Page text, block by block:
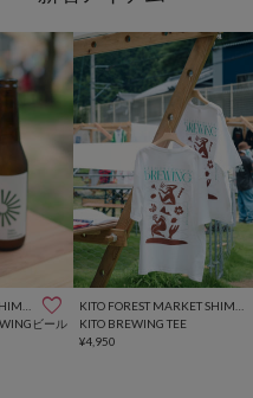
ビール
KITO BREWING TEE
¥4,950